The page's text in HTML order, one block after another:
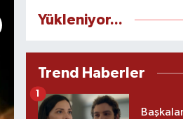
Yükleniyor...
Trend Haberler
1